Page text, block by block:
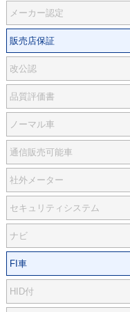
メーカー認定
販売店保証
改公認
品質評価書
ノーマル車
通信販売可能車
社外メーター
セキュリティシステム
ナビ
FI車
HID付